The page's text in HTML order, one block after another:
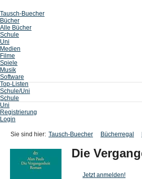
Tausch-Buecher
Bücher
Alle Bücher
Schule
Uni
Medien
Filme
Spiele
Musik
Software
Top-Listen
Schule/Uni
Schule
Uni
Registrierung
Login
Sie sind hier: Tausch-Buecher Bücherregal
Die
Jetzt anmelden!